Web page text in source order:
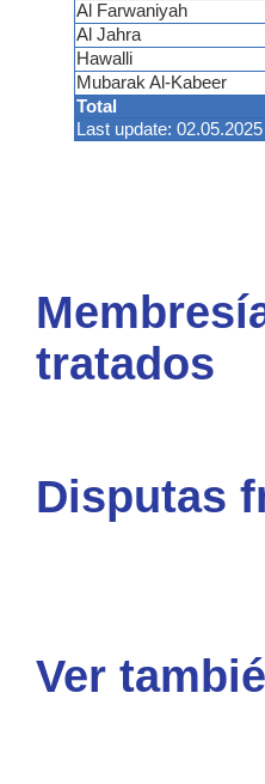
Total
Last update:
Al Farwaniyah
Al Jahra
Hawalli
Mubarak Al-Kabeer
tratados
Disputas
Ver